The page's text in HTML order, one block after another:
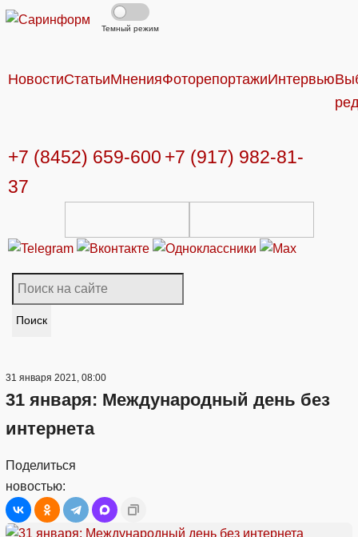
Темный режим
НовостиСтатьиМненияФоторепортажиИнтервью
+7 (8452) 659-600 +7 (917) 982-81-
37
Поиск
31 января 2021, 08:00
31 января: Международный день без
интернета
Поделиться
новостью: